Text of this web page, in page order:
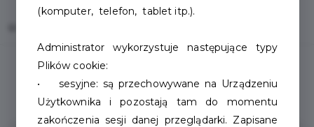
(komputer, telefon, tablet itp.).
Administrator wykorzystuje następujące typy
Plików cookie:
• sesyjne: są przechowywane na Urządzeniu
Użytkownika i pozostają tam do momentu
zakończenia sesji danej przeglądarki. Zapisane